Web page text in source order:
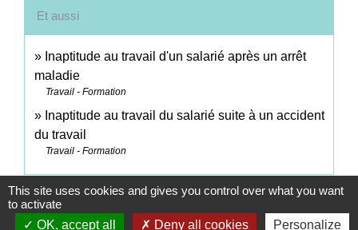
Et aussi
Inaptitude au travail d'un salarié après un arrêt
maladie
Travail - Formation
Inaptitude au travail du salarié suite à un accident
du travail
Travail - Formation
Signaler une erreur sur cette page
This site uses cookies and gives you control over what you want
to activate
OK, accept all
Deny all cookies Personalize